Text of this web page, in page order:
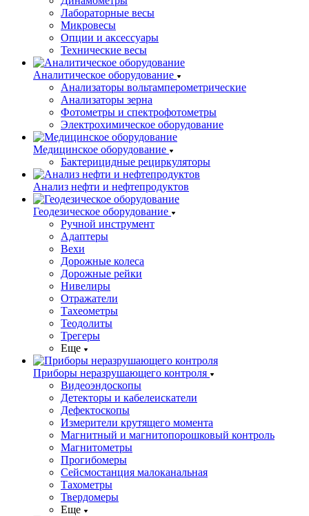
Лабораторные весы
Микровесы
Опции и аксессуары
Технические весы
Аналитическое оборудование
Анализаторы вольтамперометрические
Анализаторы зерна
Фотометры и спектрофотометры
Электрохимическое оборудование
Медицинское оборудование
Бактерицидные рециркуляторы
Анализ нефти и нефтепродуктов
Геодезическое оборудование
Ручной инструмент
Адаптеры
Вехи
Дорожные колеса
Дорожные рейки
Нивелиры
Отражатели
Тахеометры
Теодолиты
Трегеры
Еще
Приборы неразрушающего контроля
Видеоэндоскопы
Детекторы и кабелеискатели
Дефектоскопы
Измерители крутящего момента
Магнитный и магнитопорошковый контроль
Магнитометры
Прогибомеры
Сейсмостанция малоканальная
Тахометры
Твердомеры
Еще